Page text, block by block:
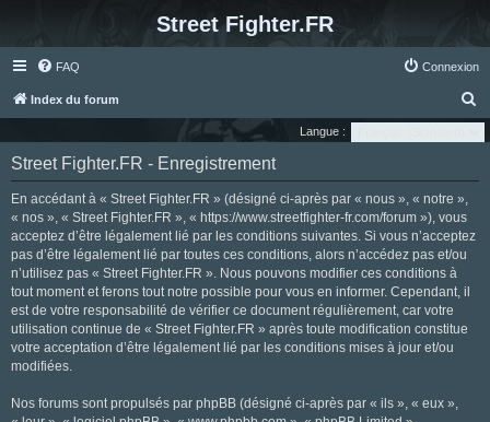
Street Fighter.FR
FAQ Connexion
Index du forum
e
Langue :
Street Fighter.FR - Enregistrement
En accédant à « Street Fighter.FR » (désigné ci-après par « nous », « notre »,
« nos », « Street Fighter.FR », « https://www.streetfighter-fr.com/forum »), vous
acceptez d’être légalement lié par les conditions suivantes. Si vous n’acceptez
pas d’être légalement lié par toutes ces conditions, alors n’accédez pas et/ou
n’utilisez pas « Street Fighter.FR ». Nous pouvons modifier ces conditions à
tout moment et ferons tout notre possible pour vous en informer. Cependant, il
est de votre responsabilité de vérifier ce document régulièrement, car votre
utilisation continue de « Street Fighter.FR » après toute modification constitue
votre acceptation d’être légalement lié par les conditions mises à jour et/ou
modifiées.
Nos forums sont propulsés par phpBB (désigné ci-après par « ils », « eux »,